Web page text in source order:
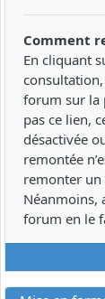
Comment
En cliquant
forum sur la
pas ce lien,
désactivée
remontée
remonter un
Néanmoins,
forum en le